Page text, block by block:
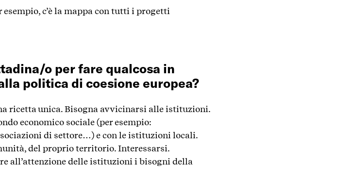
esempio, c’è la mappa con tutti i progetti
o per fare qualcosa in
politica di coesione europea?
ricetta unica. Bisogna avvicinarsi alle istituzioni.
economico sociale (per esempio:
di settore…) e con le istituzioni locali.
del proprio territorio. Interessarsi.
all’attenzione delle istituzioni i bisogni della